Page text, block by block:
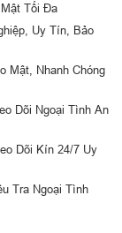
Tối Đa
Uy Tín, Bảo
Mật, Nhanh Chóng
Dõi Ngoại Tình An
Dõi Kín 24/7 Uy
Tra Ngoại Tình